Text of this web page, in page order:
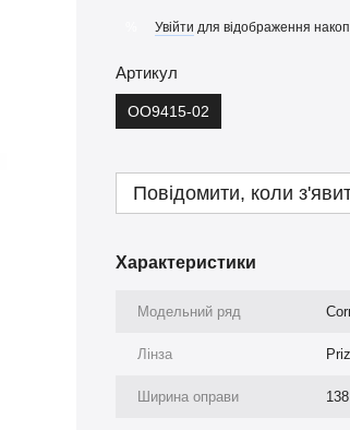
Увійти для відображення
Артикул
OO9415-02
Повідомити, коли
Характеристики
Модельний ряд
Лінза
Ширина оправи